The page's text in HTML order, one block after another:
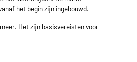
het begin zijn ingebouwd.
Het zijn basisvereisten voor